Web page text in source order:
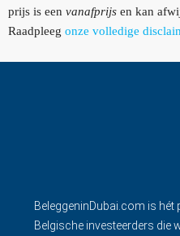
prijs is een vanafprijs en kan
Raadpleeg onze volledige
BeleggeninDubai.com is
Belgische investeerders die